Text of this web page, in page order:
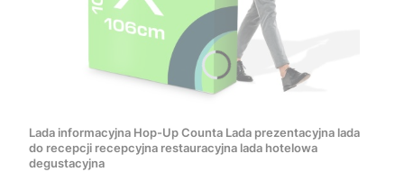
Lada informacyjna Hop-Up Counta Lada prezentacyjna lada
do recepcji recepcyjna restauracyjna lada hotelowa
degustacyjna